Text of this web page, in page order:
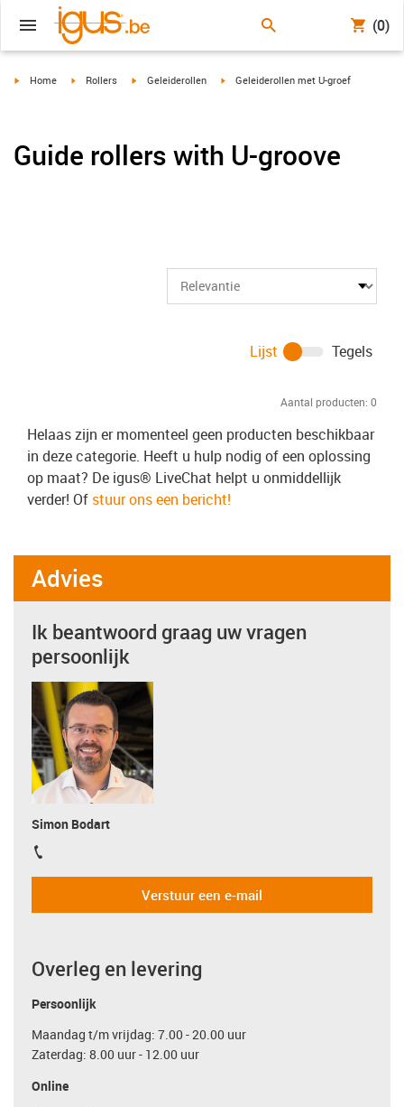
(0)
igus-icon-arrow-right
Home igus-icon-arrow-right
Rollers igus-icon-arrow-right
Geleiderollen igus-icon-arrow-right
Geleiderollen met U-groef
Guide rollers with U-groove
Aantal producten: 0
Lijst Tegels
Helaas zijn er momenteel geen producten beschikbaar
in deze categorie. Heeft u hulp nodig of een oplossing
op maat? De igus® LiveChat helpt u onmiddellijk
verder! Of stuur ons een bericht!
Advies
Ik beantwoord graag uw vragen
persoonlijk
Simon Bodart
igus-icon-phone
Verstuur een e-mail
Overleg en levering
Persoonlijk
Maandag t/m vrijdag: 7.00 - 20.00 uur
Zaterdag: 8.00 uur - 12.00 uur
Online